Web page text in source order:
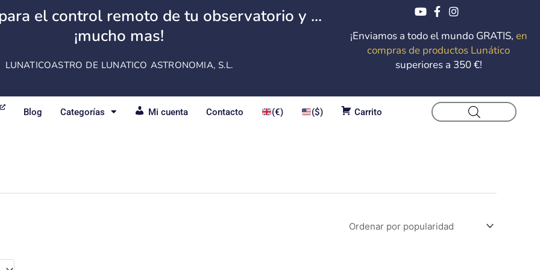
el control remoto de tu observatorio y ...
¡mucho mas!
LUNATICOASTRO DE LUNATICO ASTRONOMIA, S.L.
¡Enviamos a todo el mundo GRATIS, en
compras de productos Lunático
superiores a 350 €!
Blog Categorías Mi cuenta Contacto (€) ($) Carrito